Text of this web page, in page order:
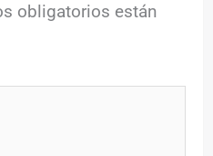
obligatorios están